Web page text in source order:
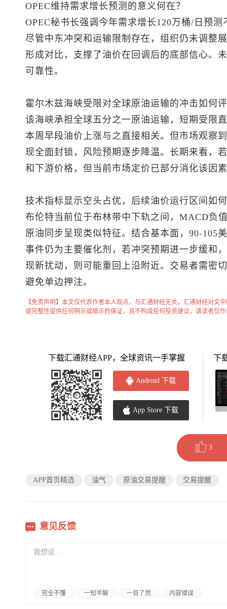
OPEC维持需求增长预测的意义何在？
OPEC秘书长强调今年需求增长120万桶/日预
尽管中东冲突和运输限制存在，组织仍未调整
形成对比，支撑了油价在回调后的底部信心。
可靠性。
霍尔木兹海峡受限对全球原油运输的冲击如何
该海峡承担全球五分之一原油运输，短期受限
本周早段油价上涨与之直接相关。但市场观察
现全面封锁，风险预期逐步降温。长期来看，
和下游价格，但当前市场定价已部分消化该因
技术指标显示空头占优，后续油价运行区间如
布伦特当前位于布林带中下轨之间，MACD负
原油同步呈现类似特征。结合基本面，90-105
事件仍为主要催化剂，若冲突预期进一步缓和
现新扰动，则可能重回上沿附近。交易者需密
避免单边押注。
【免责声明】本文仅代表作者本人观点，与汇通财经无关。汇通财经对文
或完整性提供任何明示或暗示的保证，且不构成任何投资建议，请读者仅
下载汇通财经APP，全球资讯一手掌握
Android 下载
App Store 下载
下
3
APP首页精选 油气 原油交易提醒 交易提醒
意见反馈
完全不懂 一知半解 一目了然 内容错误